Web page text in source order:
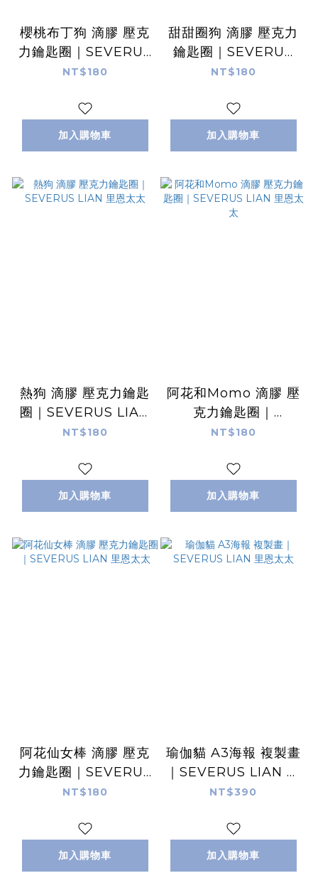
櫻桃布丁狗 滴膠 壓克
力鑰匙圈｜SEVERUS
LIAN 里恩太太
NT$180
加入購物車
甜甜圈狗 滴膠 壓克力
鑰匙圈｜SEVERUS
LIAN 里恩太太
NT$180
加入購物車
熱狗 滴膠 壓克力鑰匙
圈｜SEVERUS LIAN
里恩太太
NT$180
加入購物車
阿花和Momo 滴膠 壓
克力鑰匙圈｜
SEVERUS LIAN 里恩
NT$180
加入購物車
阿花仙女棒 滴膠 壓克
力鑰匙圈｜SEVERUS
LIAN 里恩太太
NT$180
加入購物車
瑜伽貓 A3海報 複製畫
｜SEVERUS LIAN 里
恩太太
NT$390
加入購物車